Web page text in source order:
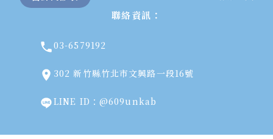
聯絡資訊：
03-6579192
302 新竹縣竹北市文興路一段16號
LINE ID：@609unkab